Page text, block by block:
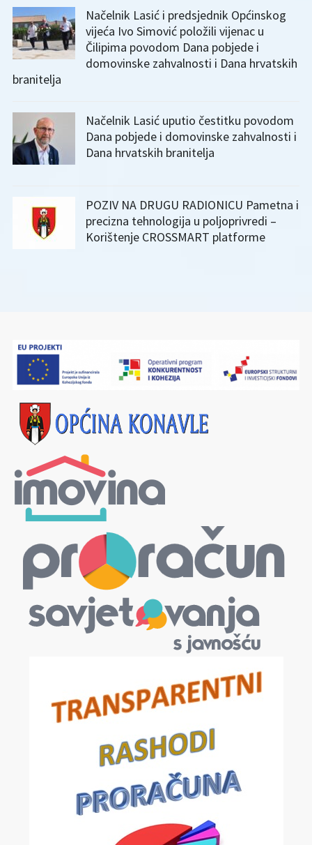
Načelnik Lasić i predsjednik Općinskog
vijeća Ivo Simović položili vijenac u
Čilipima povodom Dana pobjede i
domovinske zahvalnosti i Dana hrvatskih
branitelja
Načelnik Lasić uputio čestitku povodom
Dana pobjede i domovinske zahvalnosti i
Dana hrvatskih branitelja
POZIV NA DRUGU RADIONICU Pametna i
precizna tehnologija u poljoprivredi –
Korištenje CROSSMART platforme